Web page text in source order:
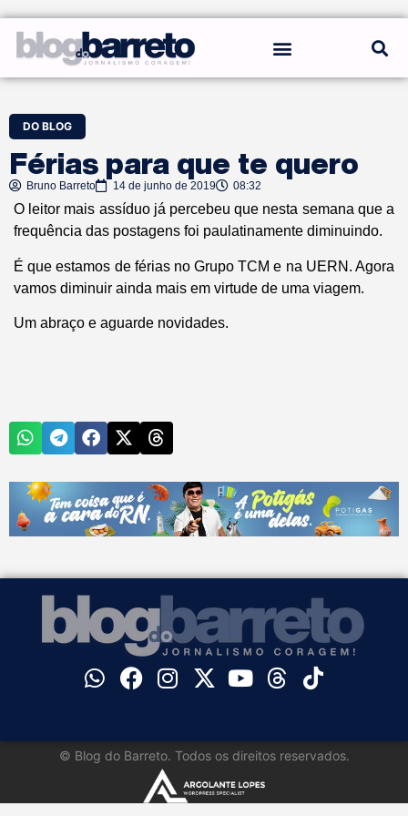
DO BLOG
Férias para que te quero
Bruno Barreto 14 de junho de 2019 08:32
O leitor mais assíduo já percebeu que nesta semana que a
frequência das postagens foi paulatinamente diminuindo.
É que estamos de férias no Grupo TCM e na UERN. Agora
vamos diminuir ainda mais em virtude de uma viagem.
Um abraço e aguarde novidades.
© Blog do Barreto. Todos os direitos reservados.